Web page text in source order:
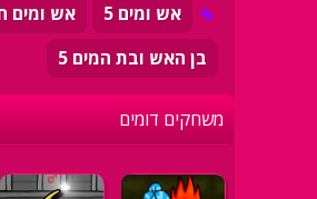
אש ומים 5
אש ומים
בן האש ובת המים 5
משחקים דומים